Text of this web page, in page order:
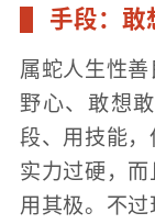
手段：敢
属蛇人生性
野心、敢想
段、用技能
实力过硬，
用其极。不